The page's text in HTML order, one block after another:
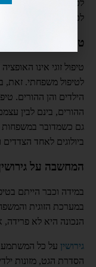
לטיפול מקובעים ו/או
לכישלון.
טיפול משפחתי.
טיפול זוגי אינו
לטיפול משפחתי. זאת,
הילדים והן ההורים.
ההורים, בינם לבין
גם כשמדובר במשפחות
ביולוגים לאחד הצדדים
המחשבה על
במידה וכבר הייתם
במערכת הזוגית
הנכונה היא לא פרידה,
גירושין על כל המשתמע
הסדרת הגט, מזונות